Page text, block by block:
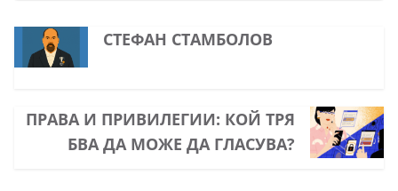
СТЕФАН СТАМБОЛОВ
ПРАВА И ПРИВИЛЕГИИ: КОЙ ТРЯ
БВА ДА МОЖЕ ДА ГЛАСУВА?